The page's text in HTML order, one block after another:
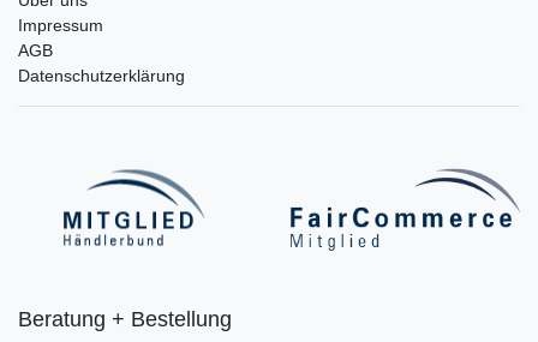
Impressum
AGB
Datenschutzerklärung
Beratung + Bestellung